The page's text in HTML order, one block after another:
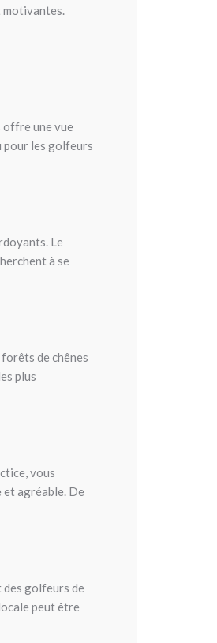
motivantes.
offre une vue
pour les golfeurs
Le
à se
de chênes
plus
vous
agréable. De
des golfeurs de
peut être